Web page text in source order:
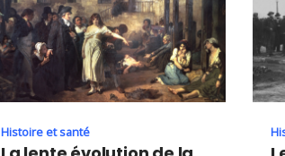
Histoire et santé